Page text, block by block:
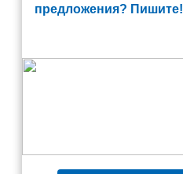
предложения? Пишите!